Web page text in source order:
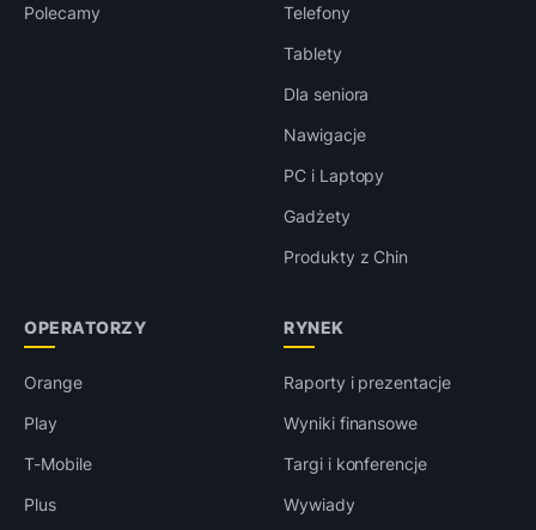
Polecamy
Telefony
Tablety
Dla seniora
Nawigacje
PC i Laptopy
Gadżety
Produkty z Chin
OPERATORZY
Orange
Play
T-Mobile
Plus
RYNEK
Raporty i prezentacje
Wyniki finansowe
Targi i konferencje
Wywiady